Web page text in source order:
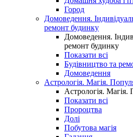
Город
Домоведення.
ремонт будинку
Домоведення.
ремонт будинку
Показати всі
Будівництво та
Домоведення
Астрологія. Магія.
Астрологія. Магія.
Показати всі
Пророцтва
Долі
Побутова магія